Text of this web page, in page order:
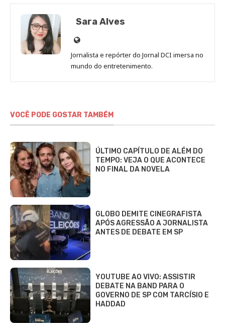
Sara Alves
Site
de
Sara
Jornalista e repórter do Jornal DCI imersa no
mundo do entretenimento.
VOCÊ PODE GOSTAR TAMBÉM
ÚLTIMO CAPÍTULO DE ALÉM DO
TEMPO: VEJA O QUE ACONTECE
NO FINAL DA NOVELA
GLOBO DEMITE CINEGRAFISTA
APÓS AGRESSÃO A JORNALISTA
ANTES DE DEBATE EM SP
YOUTUBE AO VIVO: ASSISTIR
DEBATE NA BAND PARA O
GOVERNO DE SP COM TARCÍSIO E
HADDAD